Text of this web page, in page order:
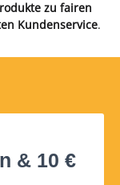
zu fairen
Kundenservice.